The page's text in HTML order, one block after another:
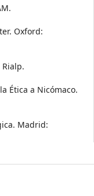
Oxford:
Ética a Nicómaco.
Madrid: